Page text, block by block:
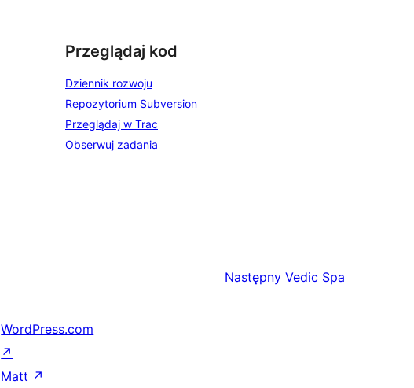
Przeglądaj kod
Dziennik rozwoju
Repozytorium Subversion
Przeglądaj w Trac
Obserwuj zadania
Następny Vedic Spa
WordPress.com
↗
Matt ↗